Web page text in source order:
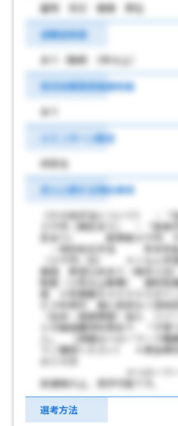
雇用 労災 健康 厚生
退職金制度
あり（勤続 3年以上）
育児休業取得実績有無
あり
ＵＩＪターン歓迎
非該当
求人に関する特記事項
《その他手当について》 ・「
５千円（規定あり） ・「家族
定あり） 配偶者８千円
・特別休日手当 年末年始
（５千円／日） ＊くもん学
施設 希望公休あり（毎月３日
制度（３年以上勤務） 選択型
度 ※年間最大４００００ポイ
ビス利用可 個人負担なく団体
（生命・高度障害）加入 リゾ
トの施設優待利用あり 「子育
人」 （詳細はハローワーク職
でご確認ください） ＊賃金締
は２８
＊ハローワーク
前連絡の上、見学可能です。
選考方法